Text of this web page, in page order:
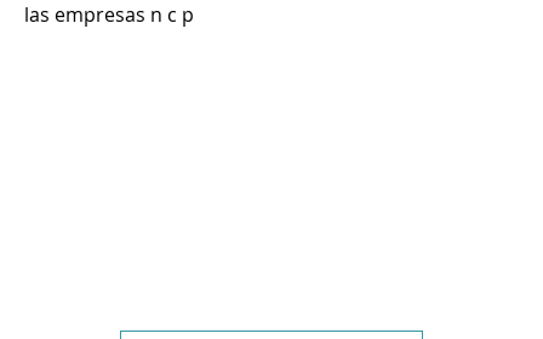
las empresas n c p